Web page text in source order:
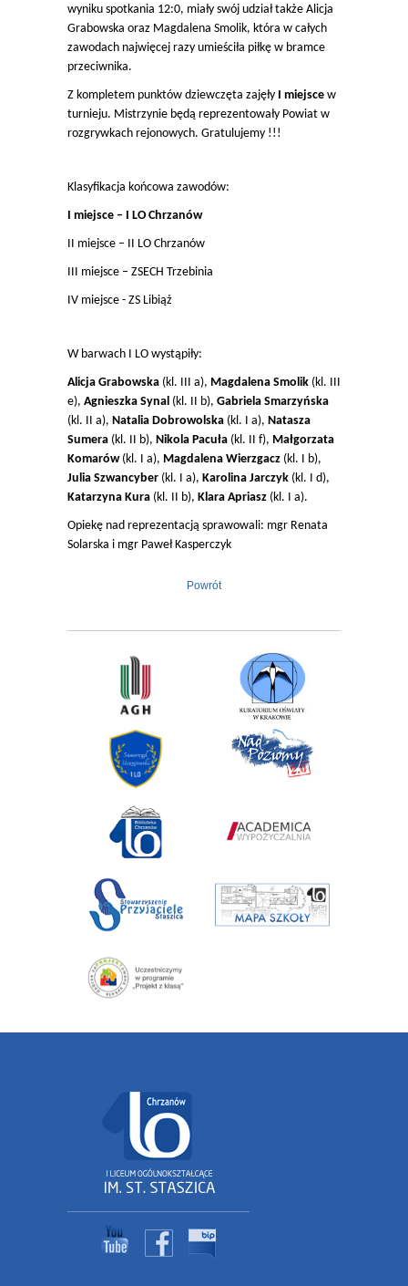
wyniku spotkania 12:0, miały swój udział także Alicja
Grabowska oraz Magdalena Smolik, która w całych
zawodach najwięcej razy umieściła piłkę w bramce
przeciwnika.
Z kompletem punktów dziewczęta zajęły I miejsce w
turnieju. Mistrzynie będą reprezentowały Powiat w
rozgrywkach rejonowych. Gratulujemy !!!
Klasyfikacja końcowa zawodów:
I miejsce – I LO Chrzanów
II miejsce – II LO Chrzanów
III miejsce – ZSECH Trzebinia
IV miejsce - ZS Libiąż
W barwach I LO wystąpiły:
Alicja Grabowska (kl. III a), Magdalena Smolik (kl. III
e), Agnieszka Synal (kl. II b), Gabriela Smarzyńska
(kl. II a), Natalia Dobrowolska (kl. I a), Natasza
Sumera (kl. II b), Nikola Pacuła (kl. II f), Małgorzata
Komarów (kl. I a), Magdalena Wierzgacz (kl. I b),
Julia Szwancyber (kl. I a), Karolina Jarczyk (kl. I d),
Katarzyna Kura (kl. II b), Klara Apriasz (kl. I a).
Opiekę nad reprezentacją sprawowali: mgr Renata
Solarska i mgr Paweł Kasperczyk
Powrót